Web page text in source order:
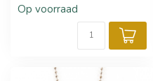
Op voorraad